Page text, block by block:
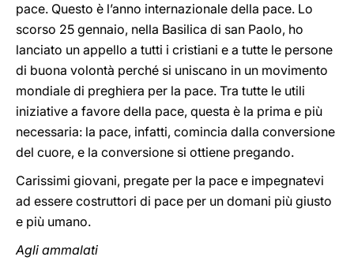
pace. Questo è l’anno internazionale della pace. Lo
scorso 25 gennaio, nella Basilica di san Paolo, ho
lanciato un appello a tutti i cristiani e a tutte le persone
di buona volontà perché si uniscano in un movimento
mondiale di preghiera per la pace. Tra tutte le utili
iniziative a favore della pace, questa è la prima e più
necessaria: la pace, infatti, comincia dalla conversione
del cuore, e la conversione si ottiene pregando.
Carissimi giovani, pregate per la pace e impegnatevi
ad essere costruttori di pace per un domani più giusto
e più umano.
Agli ammalati